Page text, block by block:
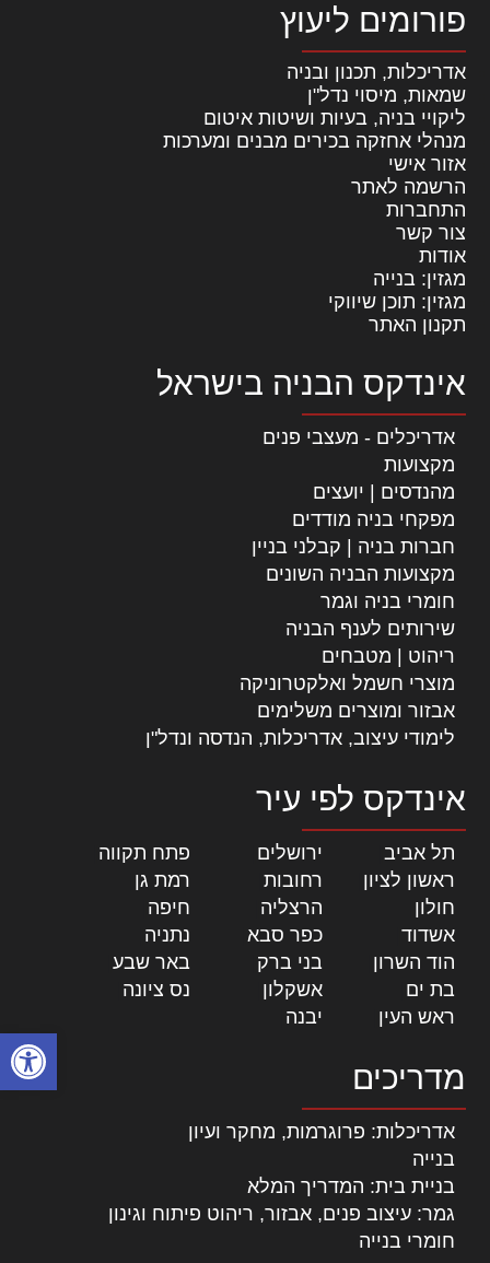
פתח
פורומים ליעוץ
אדריכלות, תכנון ובניה
שמאות, מיסוי נדל"ן
ליקויי בניה, בעיות ושיטות איטום
מנהלי אחזקה בכירים מבנים ומערכות
אזור אישי
הרשמה לאתר
התחברות
צור קשר
אודות
מגזין: בנייה
מגזין: תוכן שיווקי
תקנון האתר
אינדקס הבניה בישראל
אדריכלים - מעצבי פנים
מקצועות
מהנדסים | יועצים
מפקחי בניה מודדים
חברות בניה | קבלני בניין
מקצועות הבניה השונים
חומרי בניה וגמר
שירותים לענף הבניה
ריהוט | מטבחים
מוצרי חשמל ואלקטרוניקה
אבזור ומוצרים משלימים
לימודי עיצוב, אדריכלות, הנדסה ונדל"ן
אינדקס לפי עיר
תל אביב ירושלים פתח תקווה
ראשון לציון
רחובות רמת גן
חולון
הרצליה חיפה
אשדוד
כפר סבא נתניה
הוד השרון
בני ברק באר שבע
בת ים
אשקלון נס ציונה
ראש העין
יבנה
מדריכים
אדריכלות: פרוגרמות, מחקר ועיון
בנייה
בניית בית: המדריך המלא
גמר: עיצוב פנים, אבזור, ריהוט פיתוח וגינון
חומרי בנייה